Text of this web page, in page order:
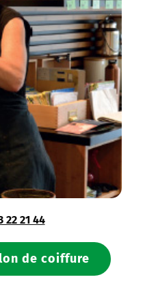
22 21 44
de coiffure